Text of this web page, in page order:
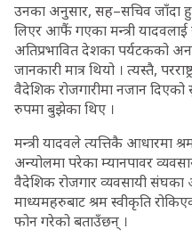
उनका अनुसार, सह–सचिव जाँदा
लिएर आफैं गएका मन्त्री
अतिप्रभावित देशका पर्यटकको
जानकारी मात्र थियो । त्यस्तै,
वैदेशिक रोजगारीमा नजान
रुपमा बुझेका थिए ।
मन्त्री यादवले त्यत्तिकै आधारमा
अन्योलमा परेका म्यानपावर
वैदेशिक रोजगार व्यवसायी संघका
माध्यमहरुबाट श्रम स्वीकृति
फोन गरेको बताउँछन् ।